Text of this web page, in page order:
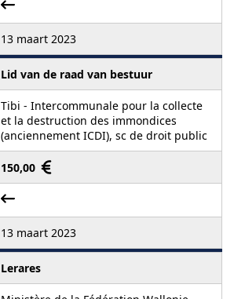
13 maart 2023
Lid van de raad van bestuur
Tibi - Intercommunale pour la collecte
et la destruction des immondices
(anciennement ICDI), sc de droit public
150,00
13 maart 2023
Lerares